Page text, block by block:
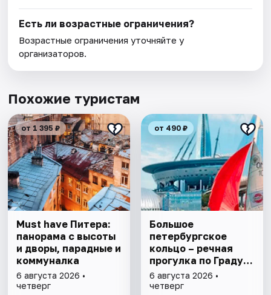
Есть ли возрастные ограничения?
Возрастные ограничения уточняйте у
организаторов.
Похожие туристам
от 1 395 ₽
Must have Питера:
панорама с высоты
и дворы, парадные и
коммуналка
6 августа 2026 •
четверг
от 490 ₽
Большое
петербургское
кольцо – речная
прогулка пo Граду
на Неве с
авторской
6 августа 2026 •
четверг